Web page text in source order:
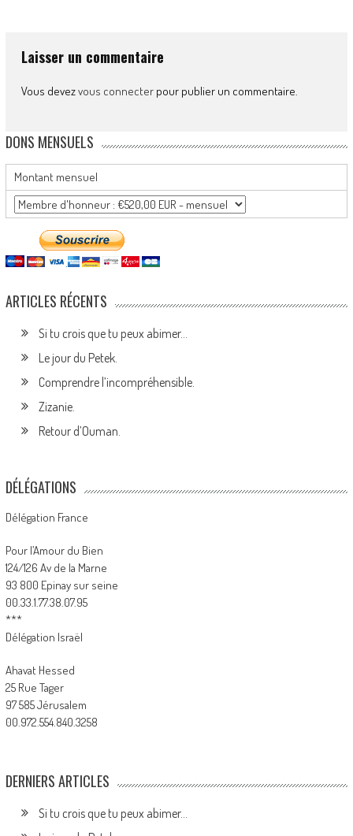
Laisser un commentaire
Vous devezvous connecterpour publier un commentaire.
DONS MENSUELS
Montant mensuel
ARTICLES RÉCENTS
Si tu crois que tu peux abimer…
Le jour du Petek.
Comprendre l’incompréhensible.
Zizanie.
Retour d’Ouman.
DÉLÉGATIONS
Délégation France
Pour l’Amour du Bien
124/126 Av de la Marne
93 800 Epinay sur seine
00.33.1.77.38.07.95
***
Délégation Israël
Ahavat Hessed
25 Rue Tager
97 585 Jérusalem
00.972.554.840.3258
DERNIERS ARTICLES
Si tu crois que tu peux abimer…